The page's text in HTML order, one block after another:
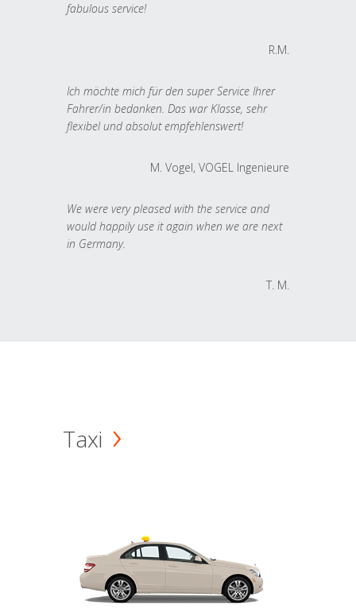
fabulous service!
R.M.
Ich möchte mich für den super Service Ihrer
Fahrer/in bedanken. Das war Klasse, sehr
flexibel und absolut empfehlenswert!
M. Vogel, VOGEL Ingenieure
We were very pleased with the service and
would happily use it again when we are next
in Germany.
T. M.
Taxi